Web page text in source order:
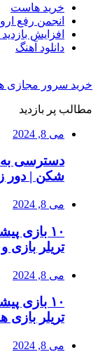
خرید هاست
انجمن رفع
افزایش
دانلود آهنگ
خرید سرور مجازی
مطالب پر بازدید
می 8, 2024
دسترسی به
شکن | دور
می 8, 2024
تریلر بازی
می 8, 2024
تریلر بازی
می 8, 2024